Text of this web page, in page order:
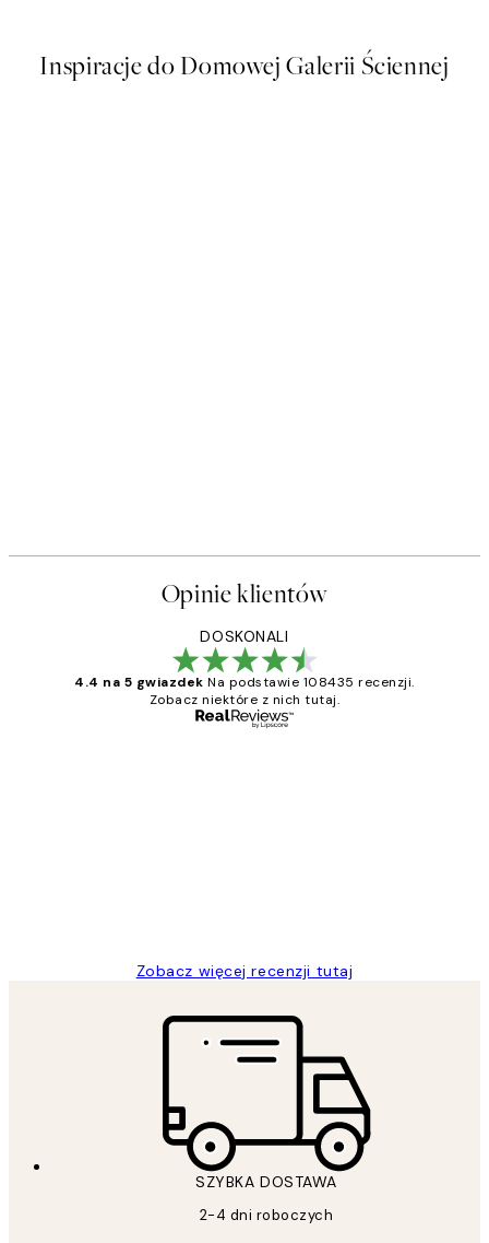
Inspiracje do Domowej Galerii Ściennej
Opinie klientów
DOSKONALI
4.4 na 5 gwiazdek Na podstawie 108435 recenzji.
Zobacz niektóre z nich tutaj.
Zobacz więcej recenzji tutaj
SZYBKA DOSTAWA
2-4 dni roboczych